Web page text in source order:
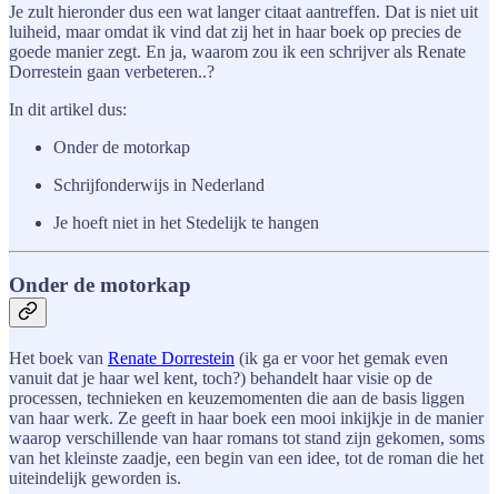
Je zult hieronder dus een wat langer citaat aantreffen. Dat is niet uit
luiheid, maar omdat ik vind dat zij het in haar boek op precies de
goede manier zegt. En ja, waarom zou ik een schrijver als Renate
Dorrestein gaan verbeteren..?
In dit artikel dus:
Onder de motorkap
Schrijfonderwijs in Nederland
Je hoeft niet in het Stedelijk te hangen
Onder de motorkap
Het boek van Renate Dorrestein (ik ga er voor het gemak even
vanuit dat je haar wel kent, toch?) behandelt haar visie op de
processen, technieken en keuzemomenten die aan de basis liggen
van haar werk. Ze geeft in haar boek een mooi inkijkje in de manier
waarop verschillende van haar romans tot stand zijn gekomen, soms
van het kleinste zaadje, een begin van een idee, tot de roman die het
uiteindelijk geworden is.